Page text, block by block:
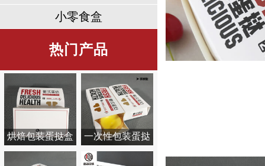
小零食盒
热门产品
烘焙包装蛋挞盒
一次性包装蛋挞
盒